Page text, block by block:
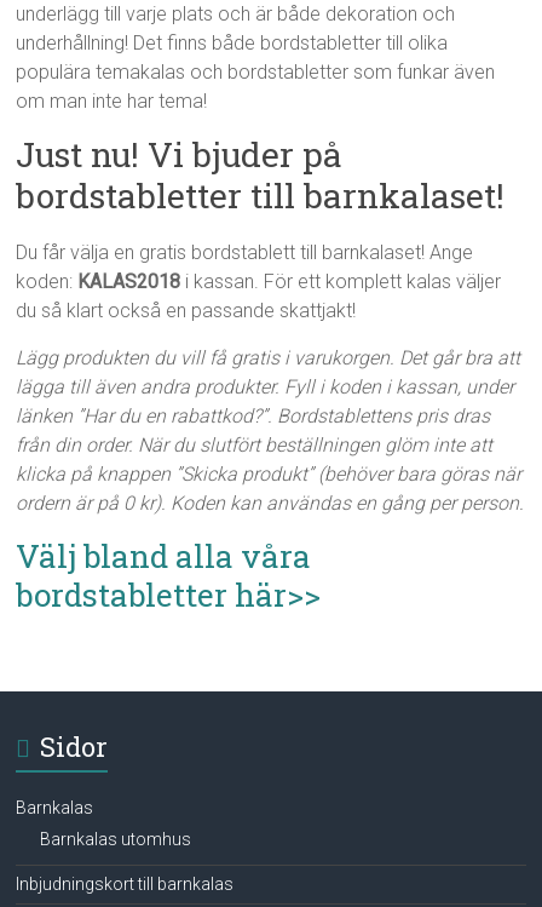
underlägg till varje plats och är både dekoration och
underhållning! Det finns både bordstabletter till olika
populära temakalas och bordstabletter som funkar även
om man inte har tema!
Just nu! Vi bjuder på
bordstabletter till barnkalaset!
Du får välja en gratis bordstablett till barnkalaset! Ange
koden: KALAS2018 i kassan. För ett komplett kalas väljer
du så klart också en passande skattjakt!
Lägg produkten du vill få gratis i varukorgen. Det går bra att
lägga till även andra produkter. Fyll i koden i kassan, under
länken ”Har du en rabattkod?”. Bordstablettens pris dras
från din order. När du slutfört beställningen glöm inte att
klicka på knappen ”Skicka produkt” (behöver bara göras när
ordern är på 0 kr). Koden kan användas en gång per person.
Välj bland alla våra
bordstabletter här>>
Sidor
Barnkalas
Barnkalas utomhus
Inbjudningskort till barnkalas